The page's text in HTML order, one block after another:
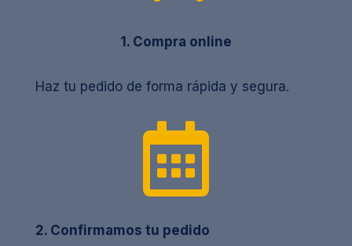
1. Compra online
Haz tu pedido de forma rápida y segura.

2. Confirmamos tu pedido